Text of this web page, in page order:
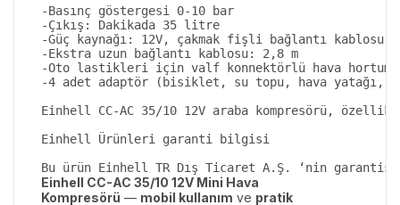
-Basınç göstergesi 0-10 bar
-Çıkış: Dakikada 35 litre
-Güç kaynağı: 12V, çakmak fişli bağlantı kablosu
-Ekstra uzun bağlantı kablosu: 2,8 m
-Oto lastikleri için valf konnektörlü hava
-4 adet adaptör (bisiklet, su topu, hava yatağı,
Einhell CC-AC 35/10 12V araba kompresörü,
Einhell Ürünleri garanti bilgisi
Einhell CC-AC 35/10 12V Mini Hava
Kompresörü — mobil kullanım ve pratik